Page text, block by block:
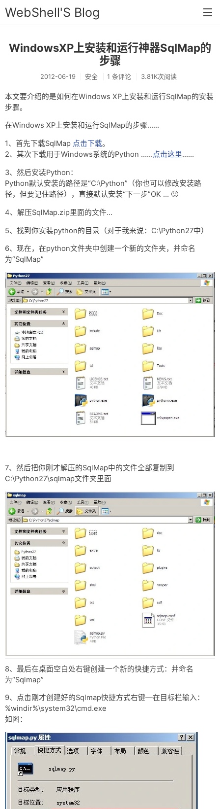
WebShell'S Blog
首页
分类
技术
工具
链接
Rss
WindowsXP上安装和运行神器SqlMap的
步骤
2012-06-19 安全 1 条评论 3.81K次阅读
本文要介绍的是如何在Windows XP上安装和运行SqlMap的安装
步骤。
在Windows XP上安装和运行SqlMap的步骤……
1、首先下载SqlMap 点击下载。
2、其次下载用于Windows系统的Python ……点击这里……
3、然后安装Python：
Python默认安装的路径是“C:\Python”（你也可以修改安装路
径，但要记住路径），直接默认安装“下一步”OK … 🙂
4、解压SqlMap.zip里面的文件…
5、找到你安装python的目录（对于我来说：C:\Python27中）
6、现在，在python文件夹中创建一个新的文件夹，并命名
为“SqlMap”
7、然后把你刚才解压的SqlMap中的文件全部复制到
C:\Python27\sqlmap文件夹里面
8、最后在桌面空白处右键创建一个新的快捷方式：并命名
为“Sqlmap”
9、点击刚才创建好的Sqlmap快捷方式右键—在目标栏输入：
%windir%\system32\cmd.exe
如图：